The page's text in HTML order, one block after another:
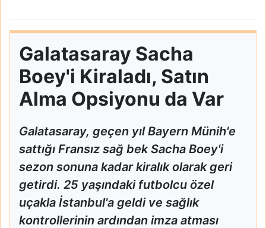
Galatasaray Sacha
Boey'i Kiraladı, Satın
Alma Opsiyonu da Var
Galatasaray, geçen yıl Bayern Münih'e
sattığı Fransız sağ bek Sacha Boey'i
sezon sonuna kadar kiralık olarak geri
getirdi. 25 yaşındaki futbolcu özel
uçakla İstanbul'a geldi ve sağlık
kontrollerinin ardından imza atması